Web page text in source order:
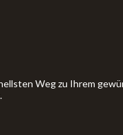
Weg zu Ihrem